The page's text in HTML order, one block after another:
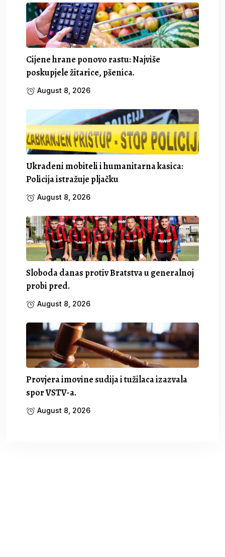
Cijene hrane ponovo rastu: Najviše
poskupjele žitarice, pšenica.
August 8, 2026
Ukradeni mobiteli i humanitarna kasica:
Policija istražuje pljačku
August 8, 2026
Sloboda danas protiv Bratstva u generalnoj
probi pred.
August 8, 2026
Provjera imovine sudija i tužilaca izazvala
spor VSTV-a.
August 8, 2026